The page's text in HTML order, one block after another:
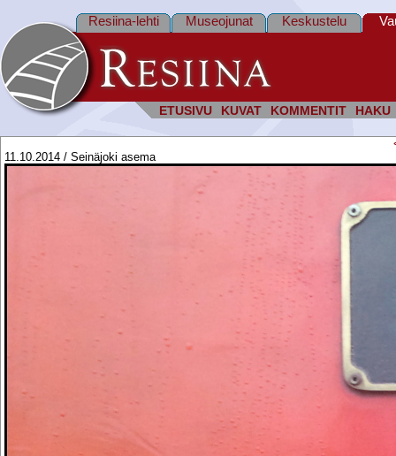
ETUSIVU KUVAT KOMMENTIT HAKU
Resiina-lehti Museojunat Keskustelu
11.10.2014 / Seinäjoki asema